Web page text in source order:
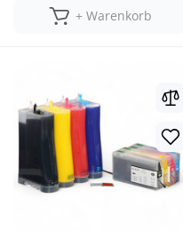
+ Warenkorb